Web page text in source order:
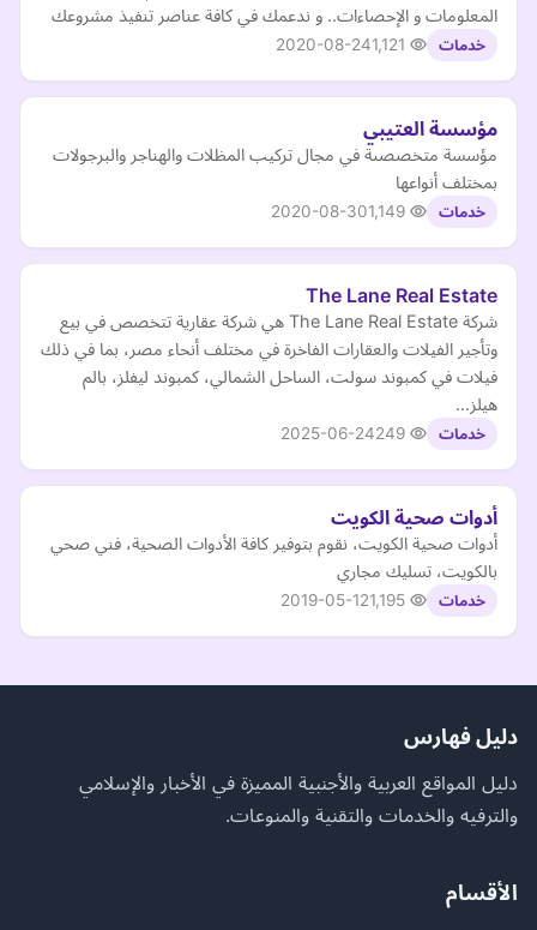
المعلومات و الإحصاءات.. و ندعمك في كافة عناصر تنفيذ مشروعك
خدمات 2020-08-24
مؤسسة العتيبي
مؤسسة متخصصىة في مجال تركيب المظلات والهناجر والبرجولات
بمختلف أنواعها
خدمات 2020-08-30
The Lane Real Estate
شركة The Lane Real Estate هي شركة عقارية تتخصص في بيع
وتأجير الفيلات والعقارات الفاخرة في مختلف أنحاء مصر، بما في ذلك
فيلات في كمبوند سولت، الساحل الشمالي، كمبوند ليفلز، بالم
هيلز…
خدمات 2025-06-24
أدوات صحية الكويت
أدوات صحية الكويت، نقوم بتوفير كافة الأدوات الصحية، فني صحي
بالكويت، تسليك مجاري
خدمات 2019-05-12
دليل فهارس
دليل المواقع العربية والأجنبية المميزة في الأخبار والإسلامي
والترفيه والخدمات والتقنية والمنوعات.
الأقسام